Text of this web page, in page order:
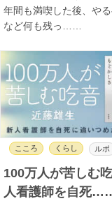
年間も満喫した後、や
など何も残っ……
こころ くらし ルポ
100万人が苦しむ
人看護師を自死